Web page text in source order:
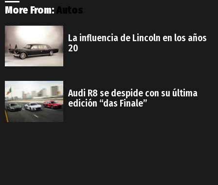
More From:Autos
La influencia de Lincoln en los años
20
Audi R8 se despide con su última
edición “das Finale”